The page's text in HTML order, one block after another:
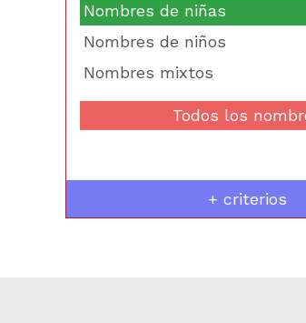
Nombres de niñas
Nombres de niños
Nombres mixtos
Todos los
+ criterios